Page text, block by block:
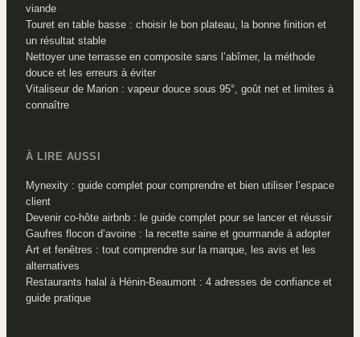
viande
Touret en table basse : choisir le bon plateau, la bonne finition et
un résultat stable
Nettoyer une terrasse en composite sans l’abîmer, la méthode
douce et les erreurs à éviter
Vitaliseur de Marion : vapeur douce sous 95°, goût net et limites à
connaître
À LIRE AUSSI
Mynexity : guide complet pour comprendre et bien utiliser l’espace
client
Devenir co-hôte airbnb : le guide complet pour se lancer et réussir
Gaufres flocon d’avoine : la recette saine et gourmande à adopter
Art et fenêtres : tout comprendre sur la marque, les avis et les
alternatives
Restaurants halal à Hénin-Beaumont : 4 adresses de confiance et
guide pratique